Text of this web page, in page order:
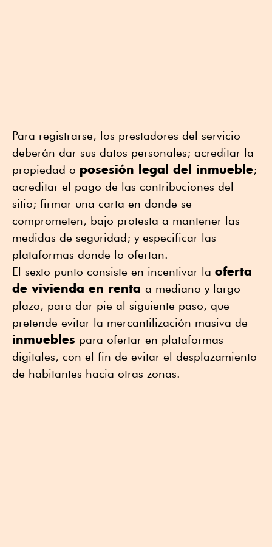
Para registrarse, los prestadores del servicio
deberán dar sus datos personales; acreditar la
propiedad o posesión legal del inmueble;
acreditar el pago de las contribuciones del
sitio; firmar una carta en donde se
comprometen, bajo protesta a mantener las
medidas de seguridad; y especificar las
plataformas donde lo ofertan.
El sexto punto consiste en incentivar la oferta
de vivienda en renta a mediano y largo
plazo, para dar pie al siguiente paso, que
pretende evitar la mercantilización masiva de
inmuebles para ofertar en plataformas
digitales, con el fin de evitar el desplazamiento
de habitantes hacia otras zonas.